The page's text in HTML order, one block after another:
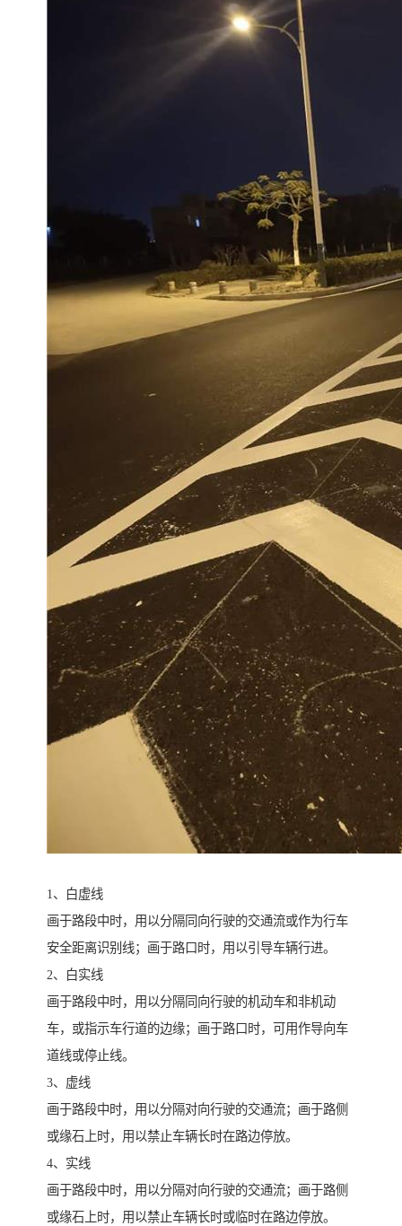
1、白虚线
画于路段中时，用以分隔同向行驶的交通流或作为行车
安全距离识别线；画于路口时，用以引导车辆行进。
2、白实线
画于路段中时，用以分隔同向行驶的机动车和非机动
车，或指示车行道的边缘；画于路口时，可用作导向车
道线或停止线。
3、虚线
画于路段中时，用以分隔对向行驶的交通流；画于路侧
或缘石上时，用以禁止车辆长时在路边停放。
4、实线
画于路段中时，用以分隔对向行驶的交通流；画于路侧
或缘石上时，用以禁止车辆长时或临时在路边停放。